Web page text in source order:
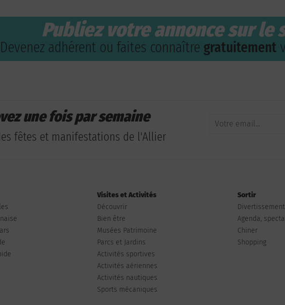
Publiez votre annonce sur le
Devenez adhérent ou faites connaître gratuitement
une fois par semaine
fêtes et manifestations de l'Allier
Visites et Activités
Découvrir
Bien être
Musées Patrimoine
Parcs et Jardins
Activités sportives
Activités aériennes
Activités nautiques
Sports mécaniques
Sortir
Agenda,
Chiner
Shopping